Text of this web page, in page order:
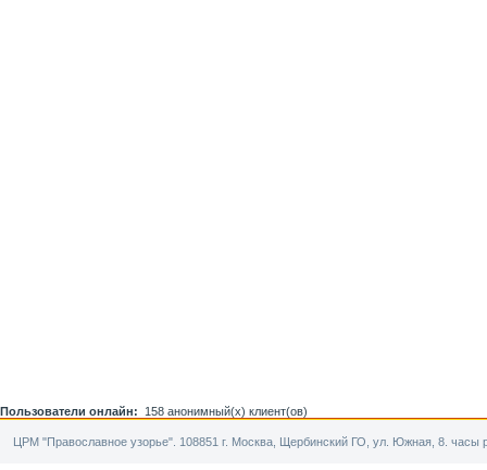
Пользователи онлайн: 158 анонимный(х) клиент(ов)
ЦРМ "Православное узорье". 108851 г. Москва, Щербинский ГО, ул. Южная, 8. часы